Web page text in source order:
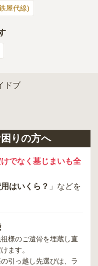
屋代線)
困りの方へ
でなく墓じまいも全
はいくら？ 」などを
様のご遺骨を埋蔵し直
ます。
引っ越し先選びは、ラ